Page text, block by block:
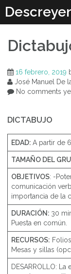
content
16 febrero, 2019
José Manuel De
No comments
DICTABUJO
EDAD: A partir de
TAMAÑO DEL
OBJETIVOS: -
comunicación
importancia de la
DURACIÓN: 30
Puesta en común.
RECURSOS:
Mesas y sillas
DESARROLLO: